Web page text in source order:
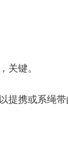
关键。
提携或系绳带